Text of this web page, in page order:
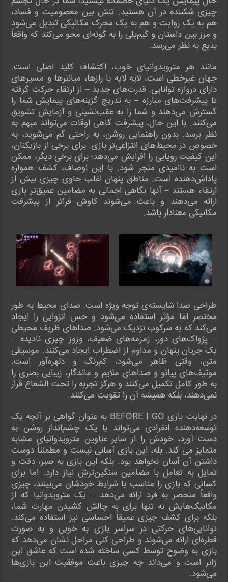
چیزی شکننده در آن هستید. تنش بین معصومیت و فساد،
هم به یک روایت و هم به یک محرک مکانیکی تبدیل می‌شود
و مرز بین داستان و گیم‌پلی را به گونه‌ای محو می‌کند که واقعاً
بدیع به نظر می‌رسد.
مانند هر مترویدوانیای خوب، اکتشاف کلید اصلی است.
جهان غیرخطی است، لایه لایه با رازها، میانبرها و مسیرهای
دارای دروازه توانایی. قدرت‌های جدید – از ارتقاء حرکت گرفته
تا پیشرفت‌های مبارزه – به تدریج گزینه‌های پیمایش شما را
گسترش می‌دهند و شما را به عقب‌نشینی و آزمایش تشویق
می‌کنند. با این حال، پیشرفت گاهی اوقات می‌تواند مبهم به
نظر برسد. بدون راهنمایی روشن، به راحتی گم می‌شوید، به
خصوص در محیط‌های انتزاعی‌تر بازی. برای برخی از بازیکنان،
این کیفیت رویایی را افزایش می‌دهد؛ برای برخی دیگر، ممکن
است به ناامیدی منجر شود. با این اوصاف، کشف همواره
پاداش‌دهنده است. مناطق پنهان اغلب حاوی چیزی بیش از
ارتقاء هستند – آنها نگاهی اجمالی به مضامین عمیق‌تر بازی
ارائه می‌دهند و باعث می‌شوند کاوش فراتر از پیشرفت
مکانیکی معنادار باشد.
طراحی صدا شایسته‌ی توجه ویژه است. صدای محیط به طور
مختصر اما مؤثر استفاده می‌شود و حس انزوایی را ایجاد
می‌کند که به سرکوب نزدیک می‌شود. صداهای ظریف محیطی
– پژواک‌های دور، زمزمه‌های ضعیف، وزوز چیزی نادیده –
یک جریان پنهان و مداوم از اضطراب ایجاد می‌کنند. موسیقی
متن، وقتی ظاهر می‌شود، کم‌رنگ و دلهره‌آور است.
موتیف‌های پیانو و صداهای ملایم و ماندگار، زیبایی بصری را
به طور کامل تکمیل می‌کنند و هرگز تجربه را تحت الشعاع قرار
نمی‌دهند، بلکه همیشه آن را تقویت می‌کنند.
در نهایت بازی BEFORE I GO به عنوان گواهی بر آنچه یک
توسعه‌دهنده انفرادی می‌تواند با یک چشم‌انداز روشن به
دست آورد، خودش را از سایر عناوین مترویدوانیای مشابه
متمایز می کند. بله، این بازی آسانی نیست و مطمئناً دوست
داشتن آن آسان نخواهد بود. بلکه این بازی به صبر، دقت و
تمایل به تعامل با مضامین سنگین‌ترش نیاز دارد. اما برای
کسانی که بازی را مناسب با شرایط خودشان می‌بینند، چیزی
واقعاً منحصر به فرد ارائه می‌دهد – یک مترویدوانیا که از
مکانیک‌هایش نه تنها برای به چالش کشیدن مهارت شما،
بلکه برای کشف چیزی عمیقاً احساسی نیز استفاده می‌کند.
توانایی‌های حرکتی در سراسر بازی به خوبی و به صورت
قطره‌ای ارائه می‌شوند و طراحی کلی مراحل نشان می‌دهد که
بازی به وضوح توسط کسی ساخته شده است که عاشق این
ژانر است و می‌داند چه چیزی باعث موفقیت این بازی‌ها
می‌شود.